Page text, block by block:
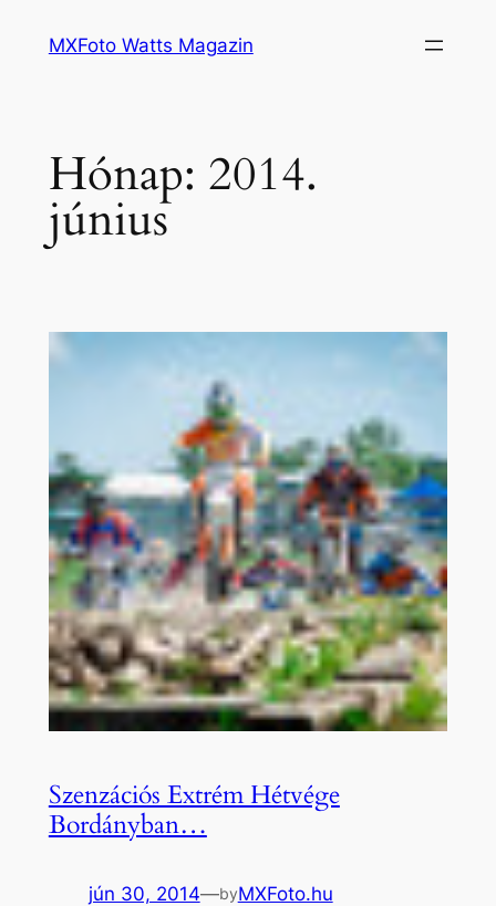
MXFoto Watts Magazin
Hónap: 2014.
június
Szenzációs Extrém Hétvége
Bordányban…
jún 30, 2014—byMXFoto.hu